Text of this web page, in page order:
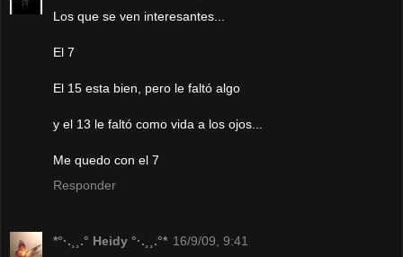
Los que se ven interesantes...
El 7
El 15 esta bien, pero le faltó algo
y el 13 le faltó como vida a los ojos...
Me quedo con el 7
Responder
*°·.¸¸.° Heidy °·.¸¸.°* 16/9/09, 9:41